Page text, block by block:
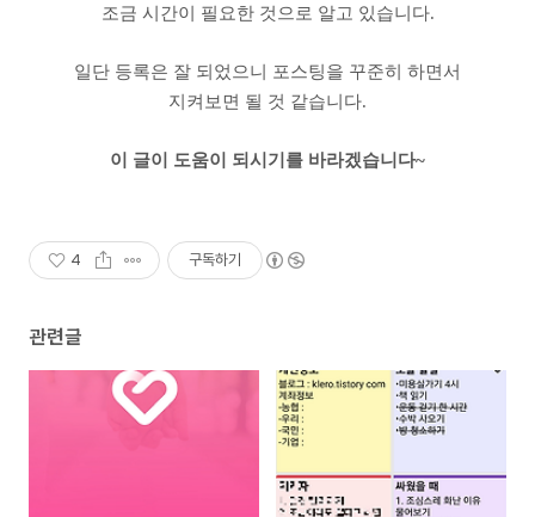
조금 시간이 필요한 것으로 알고 있습니다.
일단 등록은 잘 되었으니 포스팅을 꾸준히 하면서
지켜보면 될 것 같습니다.
이 글이 도움이 되시기를 바라겠습니다~
4 구독하기
관련글